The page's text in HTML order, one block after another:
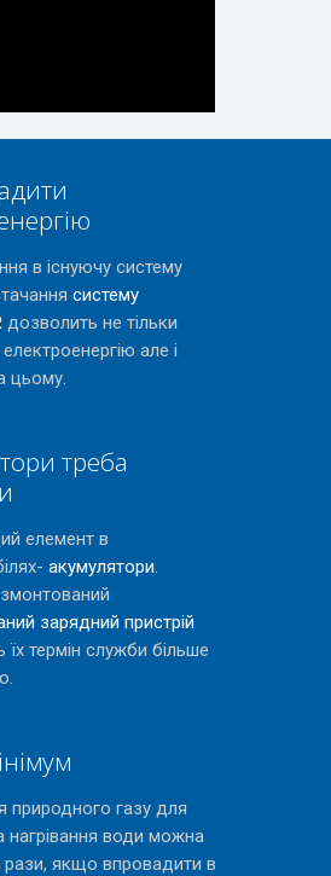
в існуючу систему
систему
дозволить не тільки
але і
цьому.
треба
елемент в
акумулятори.
зарядний пристрій
термін служби більше
природного газу для
нагрівання води можна
якщо впровадити в